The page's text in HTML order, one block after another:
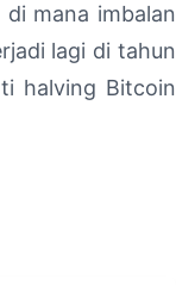
mana imbalan
lagi di tahun
halving Bitcoin